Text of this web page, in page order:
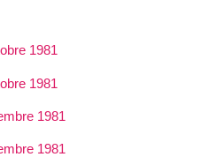
1981
1981
1981
1981